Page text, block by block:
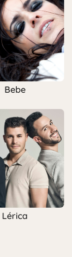
Bebe
Lérica